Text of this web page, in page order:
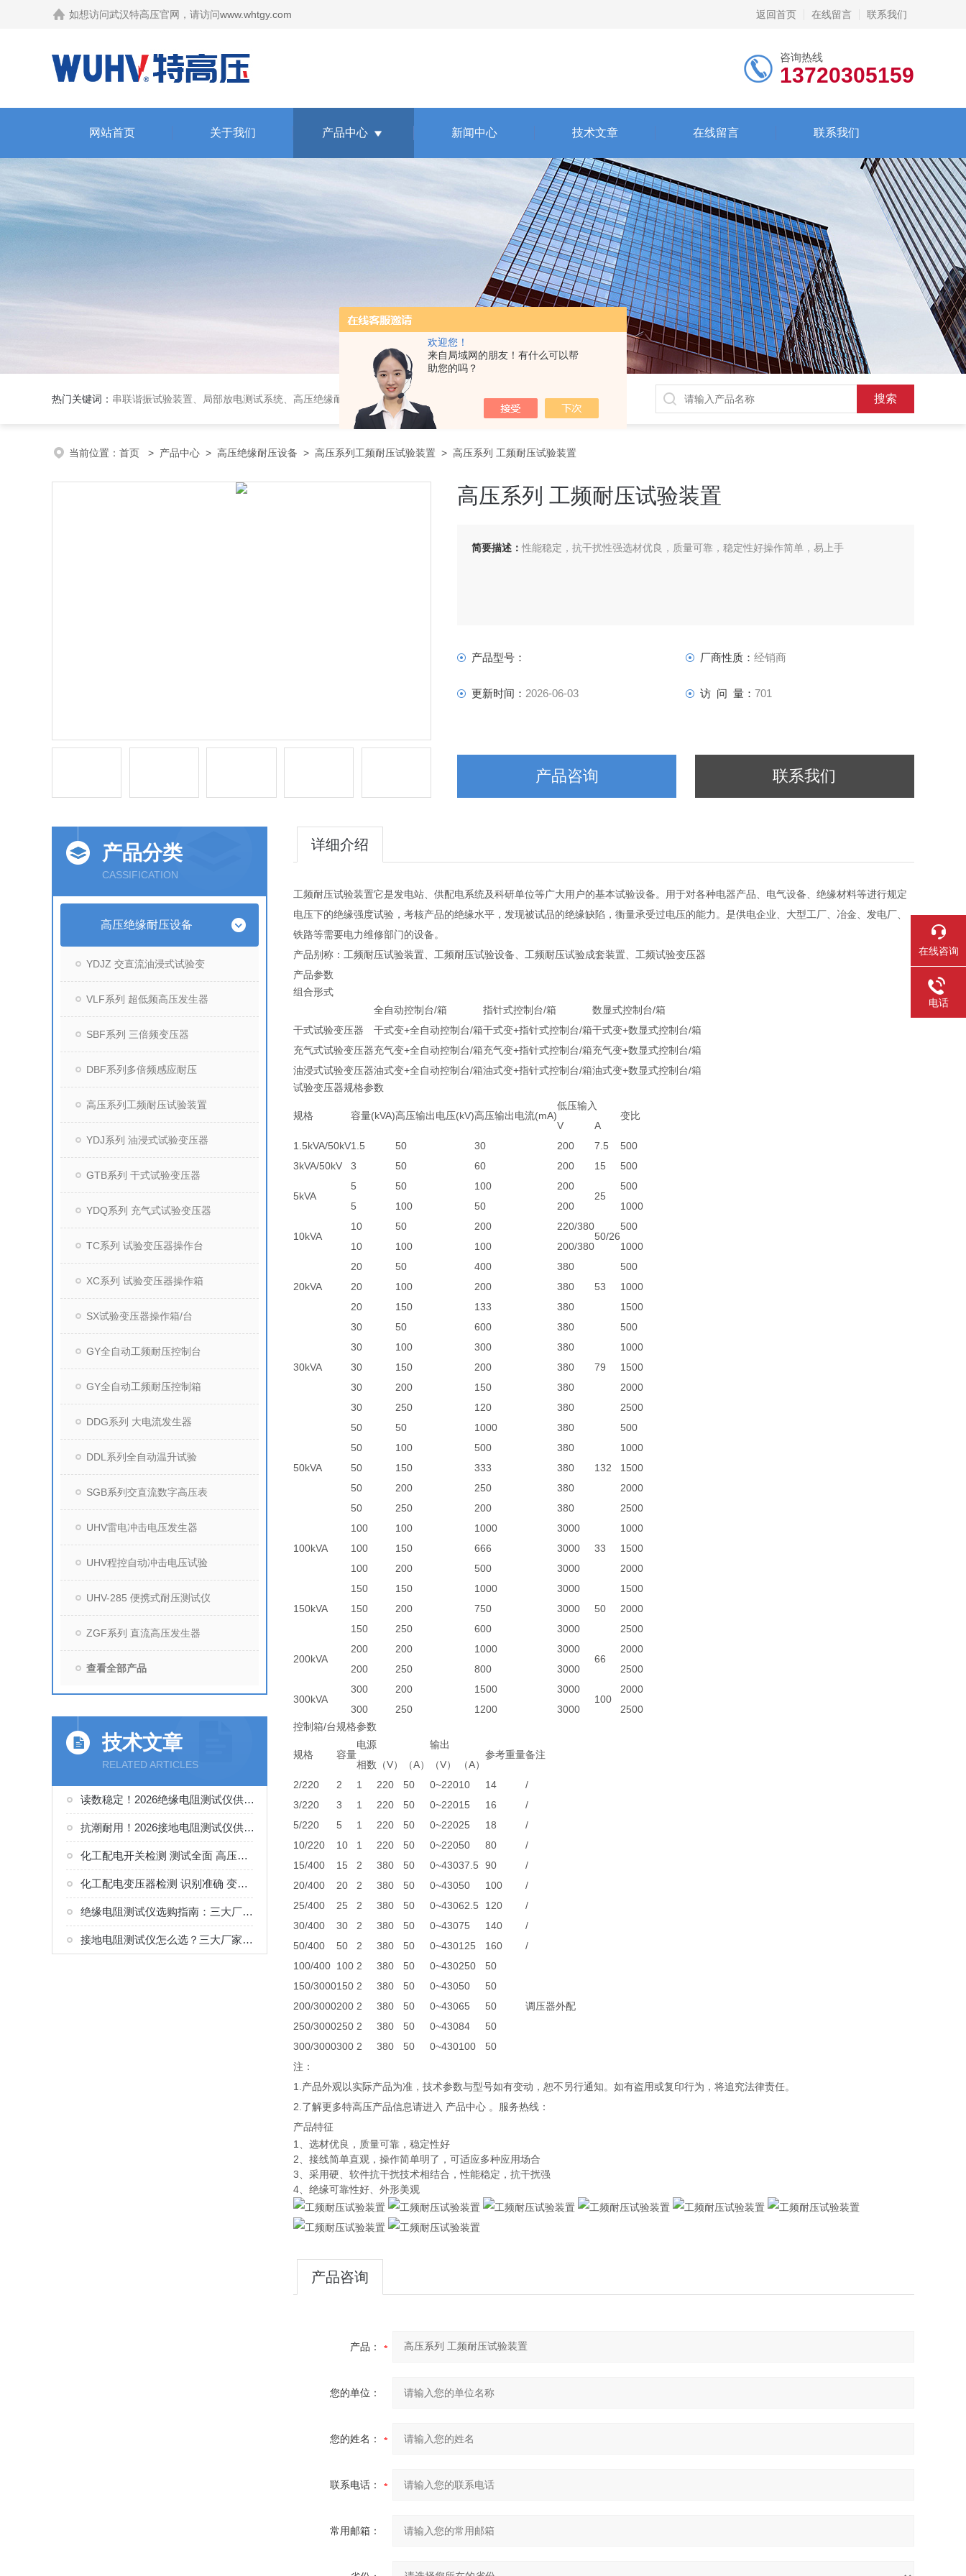
欢迎您！
来自局域网的朋友！有什么可以帮
助您的吗？
如想访问武汉特高压官网，请访问www.whtgy.com 返回首页 在线留言 联系我们
咨询热线
13720305159
网站首页 关于我们 产品中心 新闻中心 技术文章 在线留言 联系我们
热门关键词： 串联谐振试验装置、局部放电测试系统、高压绝缘耐压、变压器测试、断路器测试、继电保护、二次回路测试、电
当前位置： 首页 > 产品中心 > 高压绝缘耐压设备 > 高压系列工频耐压试验装置 > 高压系列 工频耐压试验装置
高压系列 工频耐压试验装置
简要描述：性能稳定，抗干扰性强选材优良，质量可靠，稳定性好操作简单，易上手
产品型号： 厂商性质： 经销商
更新时间： 2026-06-03 访 问 量： 701
产品咨询 联系我们
产品分类
CASSIFICATION
高压绝缘耐压设备
YDJZ 交直流油浸式试验变
VLF系列 超低频高压发生器
SBF系列 三倍频变压器
DBF系列多倍频感应耐压
高压系列工频耐压试验装置
YDJ系列 油浸式试验变压器
GTB系列 干式试验变压器
YDQ系列 充气式试验变压器
TC系列 试验变压器操作台
XC系列 试验变压器操作箱
SX试验变压器操作箱/台
GY全自动工频耐压控制台
GY全自动工频耐压控制箱
DDG系列 大电流发生器
DDL系列全自动温升试验
SGB系列交直流数字高压表
UHV雷电冲击电压发生器
UHV程控自动冲击电压试验
UHV-285 便携式耐压测试仪
ZGF系列 直流高压发生器
查看全部产品
技术文章
RELATED ARTICLES
读数稳定！2026绝缘电阻测试仪供货商。如何正确选择适合的厂家
抗潮耐用！2026接地电阻测试仪供货商。如何正确选择适合的厂家
化工配电开关检测 测试全面 高压开关综合测试仪工况选型参考
化工配电变压器检测 识别准确 变压器变比组别测试仪工况选型参考
绝缘电阻测试仪选购指南：三大厂家实测对比，化工电气绝缘检测适配
接地电阻测试仪怎么选？三大厂家工况对比，化工防雷接地检测专用
详细介绍
工频耐压试验装置它是发电站、供配电系统及科研单位等广大用户的基本试验设备。用于对各种电器产品、电气设备、绝缘材料等进行规定
电压下的绝缘强度试验，考核产品的绝缘水平，发现被试品的绝缘缺陷，衡量承受过电压的能力。是供电企业、大型工厂、冶金、发电厂、
铁路等需要电力维修部门的设备。
产品别称：工频耐压试验装置、工频耐压试验设备、工频耐压试验成套装置、工频试验变压器
产品参数
组合形式
全自动控制台/箱
指针式控制台/箱
数显式控制台/箱
干式试验变压器
干式变+全自动控制台/箱干式变+指针式控制台/箱干式变+数显式控制台/箱
充气式试验变压器充气变+全自动控制台/箱充气变+指针式控制台/箱充气变+数显式控制台/箱
油浸式试验变压器油式变+全自动控制台/箱油式变+指针式控制台/箱油式变+数显式控制台/箱
试验变压器规格参数
规格 容量(kVA)高压输出电压(kV)高压输出电流(mA)
低压输入
变比
V
A
1.5kVA/50kV1.5 50 30 200 7.5
500
3kVA/50kV
3 50 60 200 15 500
5kVA
5 50 100
200
25
500
5
100 50 200 1000
10kVA
10 50 200
220/380
50/26
500
10
100 100 200/380 1000
20kVA
20 50 400
380
53
500
20
100 200 380
1000
20
150 133 380 1500
30kVA
30 50 600 380
79
500
30
100 300 380
1000
30
150 200 380
1500
30
200 150 380
2000
30
250 120 380 2500
50kVA
50 50 1000 380
132
500
50
100 500 380
1000
50
150 333 380
1500
50
200 250 380
2000
50
250 200 380 2500
100kVA
100 100 1000
3000
33
1000
100
150 666 3000
1500
100
200 500 3000 2000
150kVA
150 150 1000
3000
50
1500
150
200 750 3000
2000
150
250 600 3000 2500
200kVA
200 200 1000
3000
66
2000
200
250 800 3000 2500
300kVA
300 200 1500
3000
100
2000
300
250 1200 3000
2500
控制箱/台规格参数
规格 容量
电源
输出
参考重量备注
相数 （V） （A） （V）
（A）
2/220
2 1 220 50 0~22010 14
/
3/220
3 1 220 50 0~22015 16
/
5/220
5 1 220 50 0~22025 18
/
10/220
10 1 220 50 0~22050 80
/
15/400
15 2 380 50 0~43037.5 90
/
20/400
20 2 380 50 0~43050 100
/
25/400
25 2 380 50 0~43062.5 120
/
30/400
30 2 380 50 0~43075 140
/
50/400
50 2 380 50 0~430125 160
/
100/400 100 2 380 50 0~430250 50
调压器外配
150/3000150 2 380 50 0~43050
50
200/3000200 2 380 50 0~43065
50
250/3000250 2 380 50 0~43084
50
300/3000300 2 380 50 0~430100
50
注：
1.产品外观以实际产品为准，技术参数与型号如有变动，恕不另行通知。如有盗用或复印行为，将追究法律责任。
2.了解更多特高压产品信息请进入 产品中心 。服务热线：
产品特征
1、选材优良，质量可靠，稳定性好
2、接线简单直观，操作简单明了，可适应多种应用场合
3、采用硬、软件抗干扰技术相结合，性能稳定，抗干扰强
4、绝缘可靠性好、外形美观
产品咨询
产品：
您的单位：
您的姓名：
联系电话：
常用邮箱：
在线咨询
电话